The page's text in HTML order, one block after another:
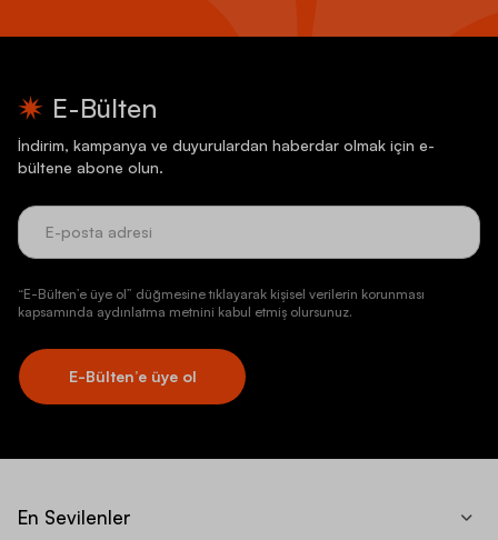
E-Bülten
İndirim, kampanya ve duyurulardan haberdar olmak için e-
bültene abone olun.
“E-Bülten’e üye ol” düğmesine tıklayarak kişisel verilerin korunması
kapsamında aydınlatma metnini kabul etmiş olursunuz.
E-Bülten’e üye ol
En Sevilenler